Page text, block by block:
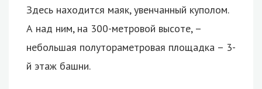
Здесь находится маяк, увенчанный куполом.
А над ним, на 300-метровой высоте, –
небольшая полутораметровая площадка – 3-
й этаж башни.